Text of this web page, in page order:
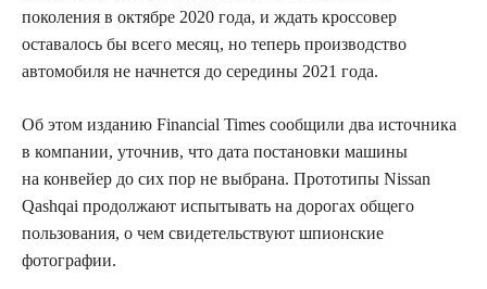
поколения в октябре 2020 года, и ждать кроссовер
оставалось бы всего месяц, но теперь производство
автомобиля не начнется до середины 2021 года.
Об этом изданию Financial Times сообщили два источника
в компании, уточнив, что дата постановки машины
на конвейер до сих пор не выбрана. Прототипы Nissan
Qashqai продолжают испытывать на дорогах общего
пользования, о чем свидетельствуют шпионские
фотографии.